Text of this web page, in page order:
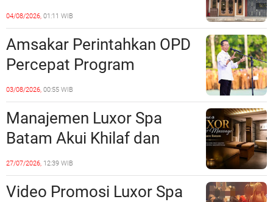
Barelang Usut Tuntas
Unsur Pelanggaran Hukum
04/08/2026, 01:11 WIB
Amsakar Perintahkan OPD
Percepat Program
Prioritas, Targetkan
Realisasi Pembangunan
Lampaui 50 Persen
03/08/2026, 00:55 WIB
Manajemen Luxor Spa
Batam Akui Khilaf dan
Minta Maaf, Konten
Langsung Di-Takedown
27/07/2026, 12:39 WIB
Video Promosi Luxor Spa